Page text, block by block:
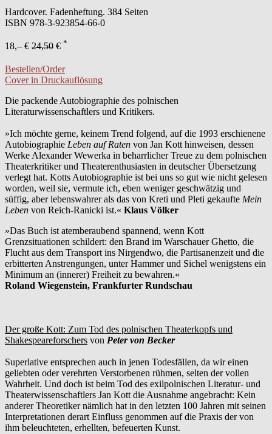
Hardcover. Fadenheftung. 384 Seiten
ISBN 978-3-923854-66-0
18,– € 24,50 € *
Bestellen/Order
Cover in Druckauflösung
Die packende Autobiographie des polnischen
Literaturwissenschaftlers und Kritikers.
»Ich möchte gerne, keinem Trend folgend, auf die 1993 erschienene
Autobiographie Leben auf Raten von Jan Kott hinweisen, dessen
Werke Alexander Wewerka in beharrlicher Treue zu dem polnischen
Theaterkritiker und Theaterenthusiasten in deutscher Übersetzung
verlegt hat. Kotts Autobiographie ist bei uns so gut wie nicht gelesen
worden, weil sie, vermute ich, eben weniger geschwätzig und
süffig, aber lebenswahrer als das von Kreti und Pleti gekaufte Mein
Leben von Reich-Ranicki ist.« Klaus Völker
»Das Buch ist atemberaubend spannend, wenn Kott
Grenzsituationen schildert: den Brand im Warschauer Ghetto, die
Flucht aus dem Transport ins Nirgendwo, die Partisanenzeit und die
erbitterten Anstrengungen, unter Hammer und Sichel wenigstens ein
Minimum an (innerer) Freiheit zu bewahren.«
Roland Wiegenstein, Frankfurter Rundschau
Der große Kott: Zum Tod des polnischen Theaterkopfs und
Shakespeareforschers von Peter von Becker
Superlative entsprechen auch in jenen Todesfällen, da wir einen
geliebten oder verehrten Verstorbenen rühmen, selten der vollen
Wahrheit. Und doch ist beim Tod des exilpolnischen Literatur- und
Theaterwissenschaftlers Jan Kott die Ausnahme angebracht: Kein
anderer Theoretiker nämlich hat in den letzten 100 Jahren mit seinen
Interpretationen derart Einfluss genommen auf die Praxis der von
ihm beleuchteten, erhellten, befeuerten Kunst.